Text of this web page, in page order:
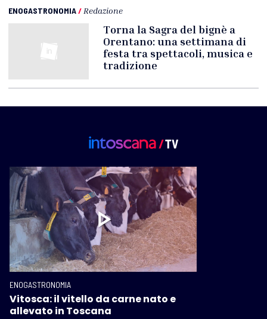
ENOGASTRONOMIA/ Redazione
Torna la Sagra del bignè a
Orentano: una settimana di
festa tra spettacoli, musica e
tradizione
ENOGASTRONOMIA
Vitosca: il vitello da carne nato e
allevato in Toscana